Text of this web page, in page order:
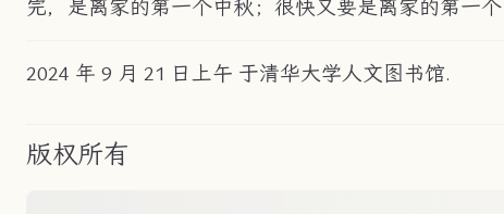
完，是离家的第一个中秋；很快又要是离家的第一
2024 年 9 月 21 日上午 于清华大学人文图书馆.
版权所有